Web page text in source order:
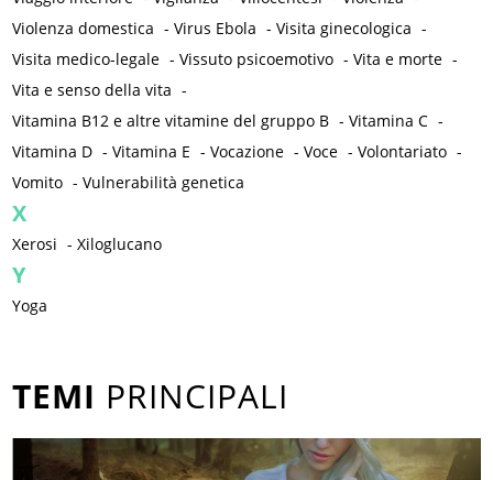
Violenza domestica -Virus Ebola -Visita ginecologica -
Visita medico-legale -Vissuto psicoemotivo -Vita e morte -
Vita e senso della vita -
Vitamina B12 e altre vitamine del gruppo B -Vitamina C -
Vitamina D -Vitamina E -Vocazione -Voce -Volontariato -
Vomito -Vulnerabilità genetica
X
Xerosi -Xiloglucano
Y
Yoga
TEMI PRINCIPALI